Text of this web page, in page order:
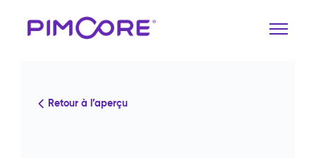
Retour à l’aperçu